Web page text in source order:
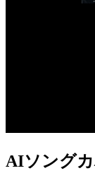
AIソング